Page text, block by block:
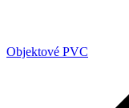
Objektové PVC